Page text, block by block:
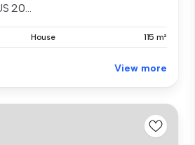
20...
House 115 m²
View more